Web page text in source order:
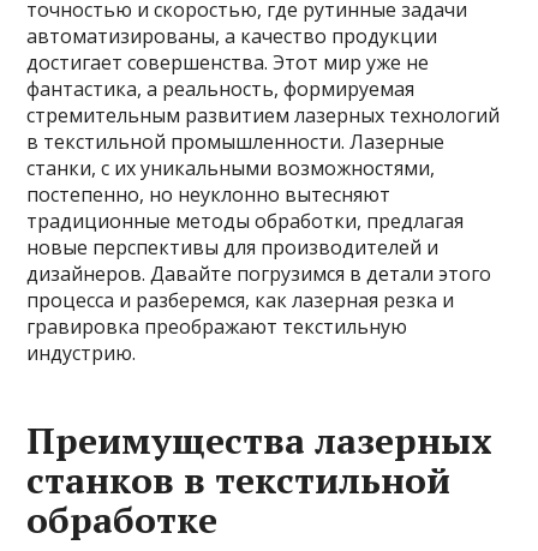
точностью и скоростью, где рутинные задачи
автоматизированы, а качество продукции
достигает совершенства. Этот мир уже не
фантастика, а реальность, формируемая
стремительным развитием лазерных технологий
в текстильной промышленности. Лазерные
станки, с их уникальными возможностями,
постепенно, но неуклонно вытесняют
традиционные методы обработки, предлагая
новые перспективы для производителей и
дизайнеров. Давайте погрузимся в детали этого
процесса и разберемся, как лазерная резка и
гравировка преображают текстильную
индустрию.
Преимущества лазерных
станков в текстильной
обработке